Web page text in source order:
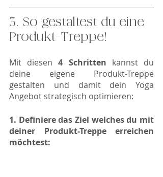
3. So gestaltest du eine
Produkt-Treppe!
Mit diesen 4 Schritten kannst du
deine eigene Produkt-Treppe
gestalten und damit dein Yoga
Angebot strategisch optimieren:
1. Definiere das Ziel welches du mit
deiner Produkt-Treppe erreichen
möchtest: